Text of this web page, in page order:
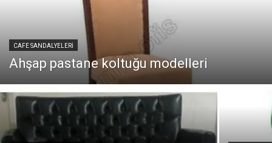
CAFE SANDALYELERI
Ahşap pastane koltuğu modelleri